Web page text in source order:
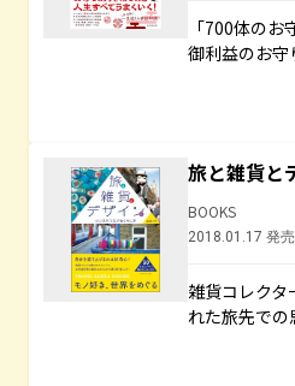
「700体の
御利益のお
旅と雑貨と
BOOKS
2018.01.17 発売
雑貨コレク
れた旅先での